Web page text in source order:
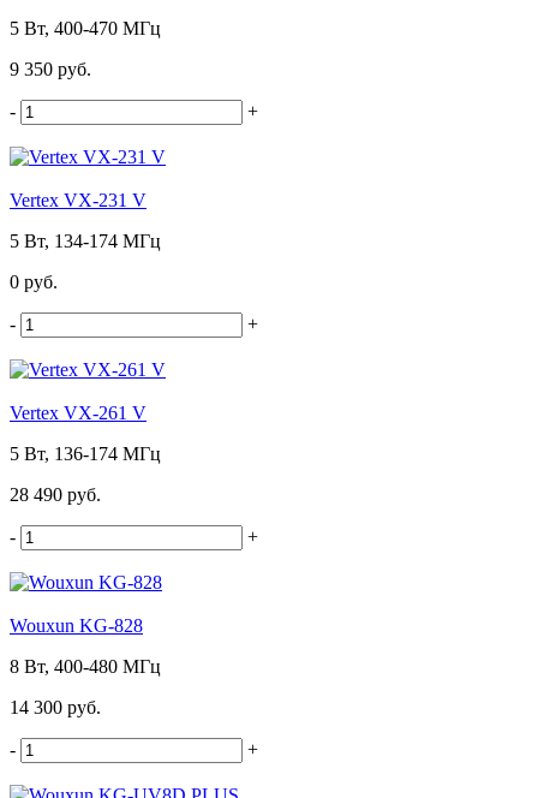
5 Вт, 400-470 МГц
9 350 руб.
- +
Vertex VX-231 V
5 Вт, 134-174 МГц
0 руб.
- +
Vertex VX-261 V
5 Вт, 136-174 МГц
28 490 руб.
- +
Wouxun KG-828
8 Вт, 400-480 МГц
14 300 руб.
- +